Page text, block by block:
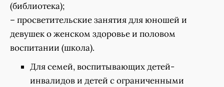
(библиотека);
– просветительские занятия для юношей и
девушек о женском здоровье и половом
воспитании (школа).
Для семей, воспитывающих детей-
инвалидов и детей с ограниченными